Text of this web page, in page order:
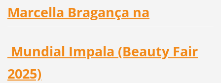
Marcella Bragança na
Mundial Impala (Beauty Fair
2025)